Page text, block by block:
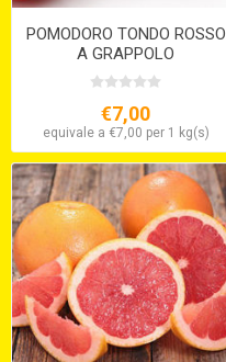
POMODORO TONDO ROSSO
A GRAPPOLO
€7,00
equivale a €7,00 per 1 kg(s)